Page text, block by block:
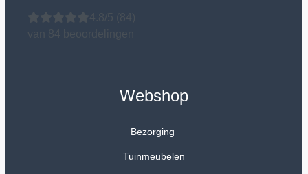
4.8/5
(84)
van 84 beoordelingen
Webshop
Bezorging
Tuinmeubelen